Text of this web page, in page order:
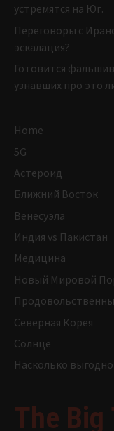
устремятся на Юг.
Переговоры с
эскалация?
Готовится
узнавших про это
Home
5G
Астероид
Ближний Восток
Венесуэла
Индия vs Пакистан
Медицина
Новый Мировой
Северная Корея
Солнце
Насколько
The Big